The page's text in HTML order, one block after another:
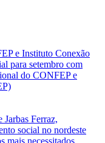
e Instituto Conexão
para setembro com
do CONFEP e
Ferraz,
social no nordeste
mais necessitados.